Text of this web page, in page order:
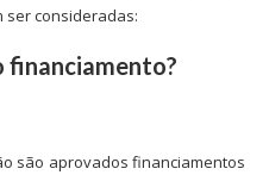
ser consideradas:
financiamento?
são aprovados financiamentos